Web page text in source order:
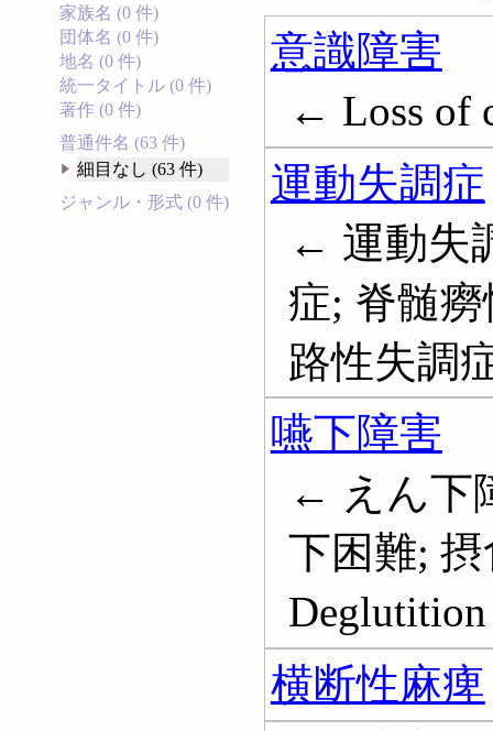
家族名 (0 件)
団体名 (0 件)
地名 (0 件)
統一タイトル (0 件)
著作 (0 件)
普通件名 (63 件)
細目なし (63 件)
ジャンル・形式 (0 件)
意識障害
← Loss of
運動失調症
← 運動失
症; 脊髄
路性失調
嚥下障害
← えん下
下困難;
Deglutition
横断性麻痺